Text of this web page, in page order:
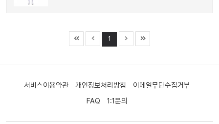
1
서비스이용약관 개인정보처리방침
이메일무단수집거부
FAQ
1:1문의